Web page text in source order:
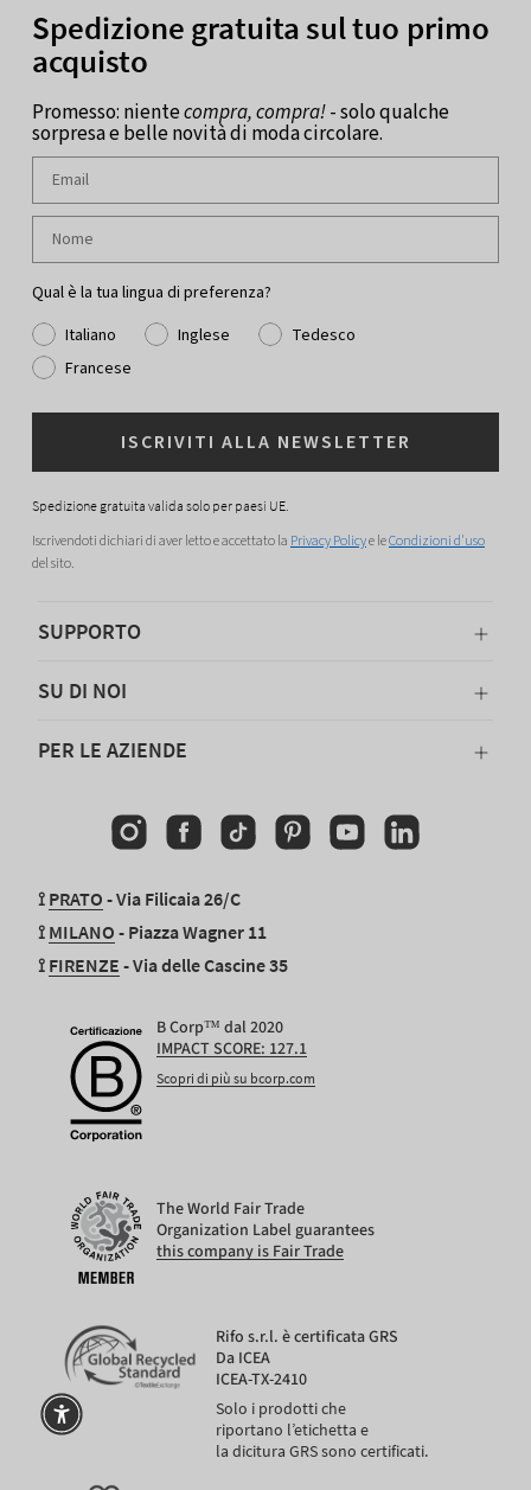
Spedizione gratuita sul tuo primo
acquisto
Promesso: nientecompra, compra!- solo qualche
sorpresa e belle novità di moda circolare.
Qual è la tua lingua di preferenza?
Italiano
Inglese
Tedesco
Francese
ISCRIVITI ALLA NEWSLETTER
Spedizione gratuita valida solo per paesi UE.
Iscrivendoti dichiari di aver letto e accettato la Privacy Policye leCondizioni d'uso
del sito.
SUPPORTO
SU DI NOI
PER LE AZIENDE
InstagramFacebookTikTokPinterestYouTubeLinkedin
⟟ PRATO - Via Filicaia 26/C
⟟ MILANO - Piazza Wagner 11
⟟ FIRENZE - Via delle Cascine 35
B Corp™ dal 2020
IMPACT SCORE: 127.1
Scopri di più su bcorp.com
The World Fair Trade
Organization Label guarantees
this company is Fair Trade
Rifo s.r.l. è certificata GRS
Da ICEA
ICEA-TX-2410
Solo i prodotti che
riportano l’etichetta e
la dicitura GRS sono certificati.